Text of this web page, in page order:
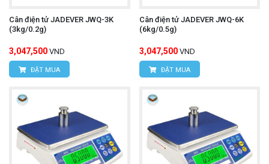
Cân điện tử JADEVER JWQ-3K
(3kg/0.2g)
3,047,500 VND
ĐẶT MUA
Cân điện tử JADEVER JWQ-6K
(6kg/0.5g)
3,047,500 VND
ĐẶT MUA